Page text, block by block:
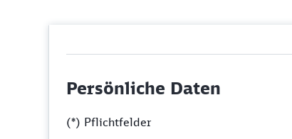
Persönliche Daten
(*) Pflichtfelder